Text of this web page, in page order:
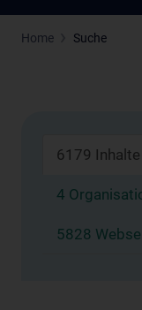
Home Suche
6179
4
5828